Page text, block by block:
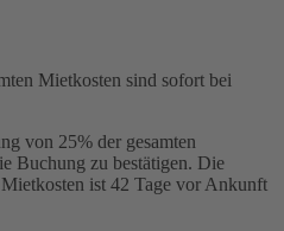
Mietkosten sind sofort bei
von 25% der gesamten
Buchung zu bestätigen. Die
ist 42 Tage vor Ankunft